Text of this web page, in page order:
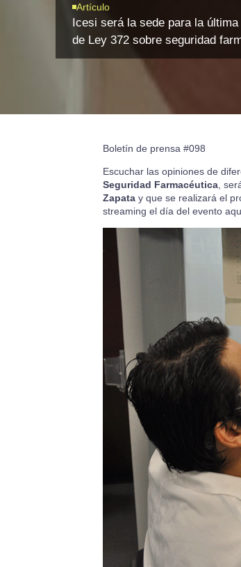
Artículo
Icesi será la sede para la
de Ley 372 sobre seguridad
Boletín de prensa #098
Escuchar las opiniones de
Seguridad Farmacéutica,
Zapatay que se realizará el
streaming el día del evento